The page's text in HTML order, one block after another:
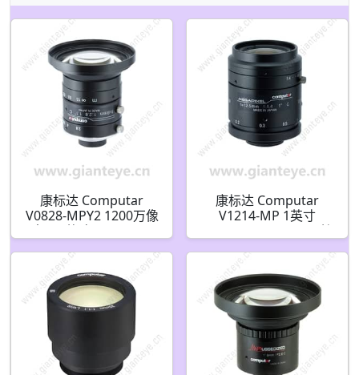
康标达 Computar
V0828-MPY2 1200万像
素 1.1英寸 8mm F2.8
康标达 Computar
V1214-MP 1英寸
12.5mm F1.4 2MP(C接